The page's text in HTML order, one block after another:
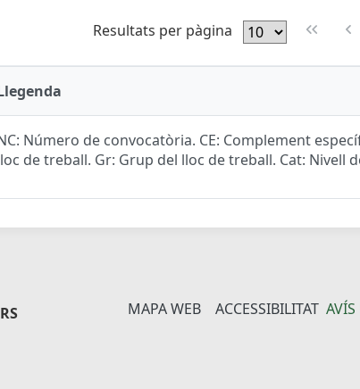
Resultats per pàgina
Número de convocatòria. CE: Complement
de treball. Gr: Grup del lloc de treball. Cat: Nivell
MAPA WEB ACCESSIBILITAT AVÍS